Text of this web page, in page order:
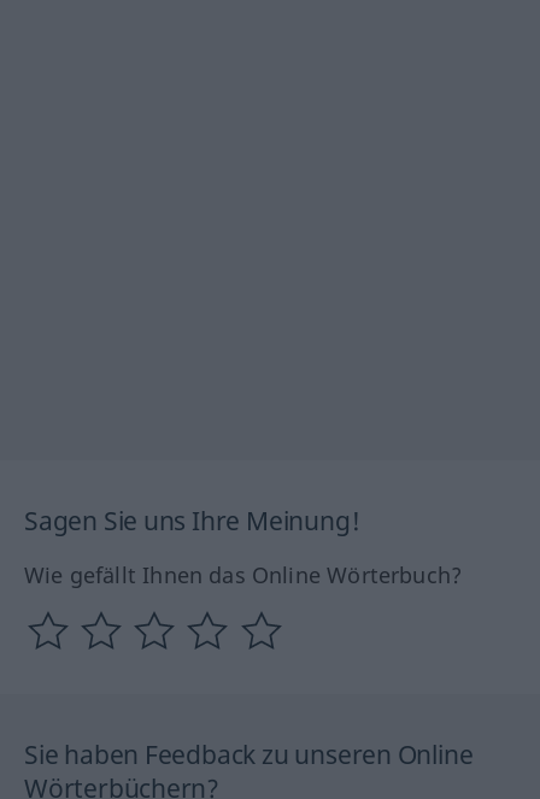
Sagen Sie uns Ihre Meinung!
Wie gefällt Ihnen das Online Wörterbuch?
Sie haben Feedback zu unseren Online
Wörterbüchern?